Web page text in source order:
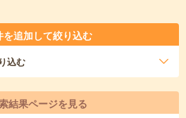
を追加して絞り込む
込む
結果ページを見る